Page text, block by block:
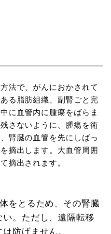
法で、がんにおかされて
る脂肪組織、副腎ごと完
に血管内に腫瘍をばらま
さないように、腫瘍を術
腎臓の血管を先にしばっ
摘出します。大血管周囲
摘出されます。
をとるため、その腎臓
。ただし、遠隔転移
防げません。